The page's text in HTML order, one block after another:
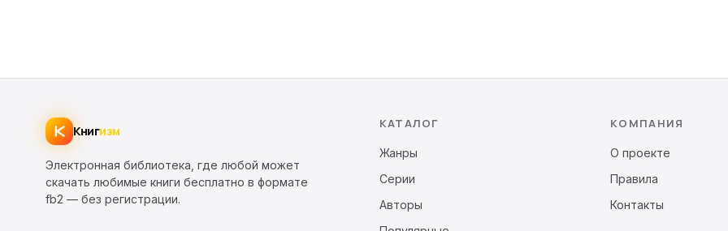
Книгизм
Электронная библиотека, где любой может
скачать любимые книги бесплатно в формате
fb2 — без регистрации.
КАТАЛОГ
Жанры
Серии
Авторы
КОМПАНИЯ
О проекте
Правила
Контакты